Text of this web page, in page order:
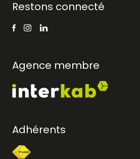
Restons connecté
Agence membre
Adhérents